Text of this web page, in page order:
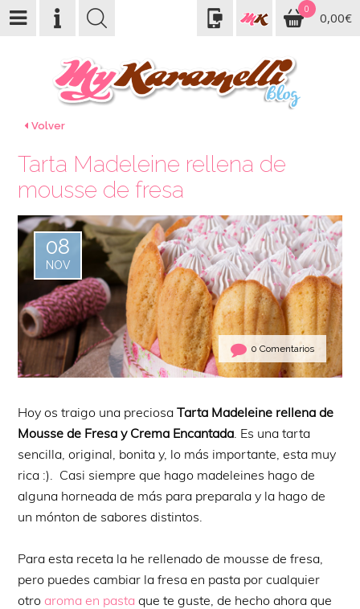
0
0,00€
Volver
Tarta Madeleine rellena de
mousse de fresa
08
NOV
0 Comentarios
Hoy os traigo una preciosaTarta Madeleine rellena de
Mousse de Fresa y Crema Encantada . Es una tarta
sencilla, original, bonita y, lo más importante, esta muy
rica :). Casi siempre que hago madeleines hago de
alguna horneada de más para preparala y la hago de
un mónton de sabores distintos.
Para esta receta la he rellenado de mousse de fresa,
pero puedes cambiar la fresa en pasta por cualquier
otro aroma en pasta que te guste, de hecho ahora que